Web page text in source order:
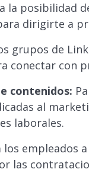
la posibilidad
dirigirte a
grupos de
conectar con
contenidos:
al
laborales.
los empleados
las